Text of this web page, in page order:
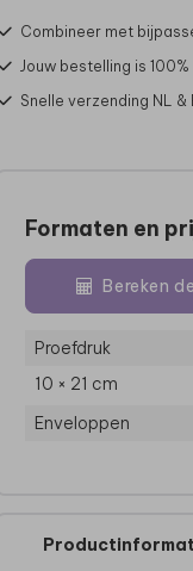
Combineer met
Jouw bestelling is 100%
Snelle verzending NL &
Formaten en
Bereken
Proefdruk
10 × 21 cm
Enveloppen